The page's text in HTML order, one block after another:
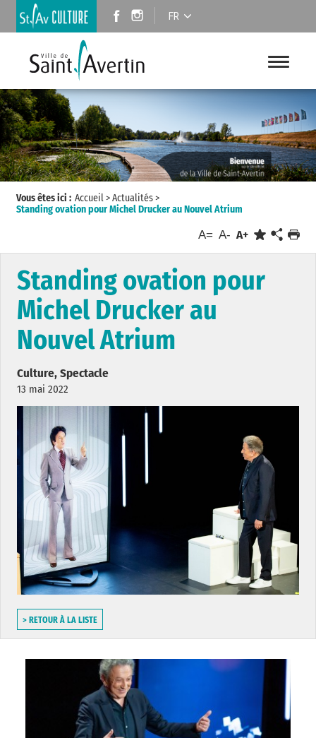
FR
Vous êtes ici : Accueil>Actualités>
Standing ovation pour Michel Drucker au Nouvel Atrium
A= A- A+
Standing ovation pour
Michel Drucker au
Nouvel Atrium
Culture, Spectacle
13 mai 2022
> RETOUR À LA LISTE